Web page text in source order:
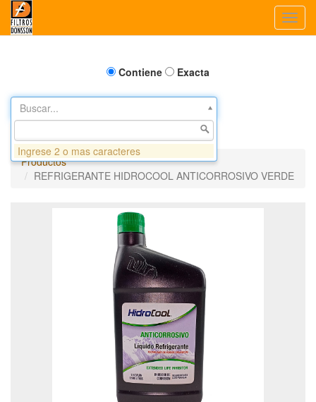
Contiene Exacta
Buscar...
Productos
REFRIGERANTE HIDROCOOL ANTICORROSIVO VERDE
Ingrese 2 o mas caracteres